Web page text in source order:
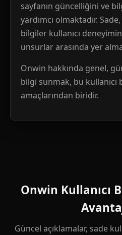
sayfanın güncelliğini ve
yardımcı olmaktadır.
bilgiler kullanıcı
unsurlar arasında yer
Onwin hakkında genel,
bilgi sunmak, bu
amaçlarından biridir.
Onwin Kullanıcı
Güncel açıklamalar, sade